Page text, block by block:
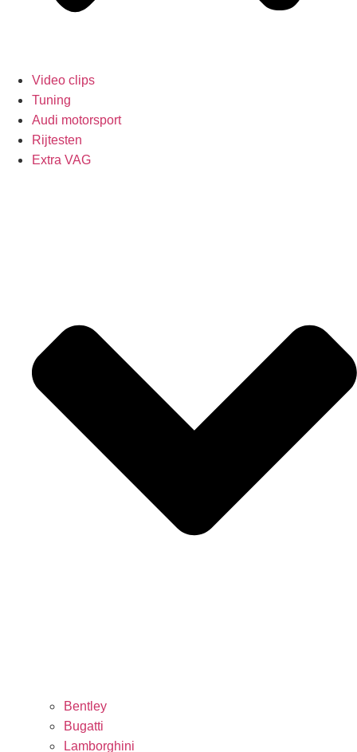
Video clips
Tuning
Audi motorsport
Rijtesten
Extra VAG
Bentley
Bugatti
Lamborghini